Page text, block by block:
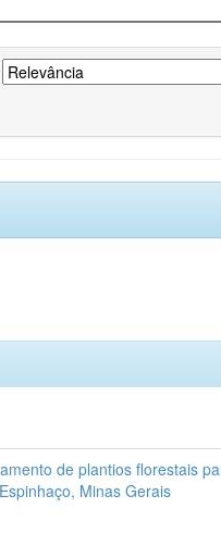
de plantios florestais
Minas Gerais